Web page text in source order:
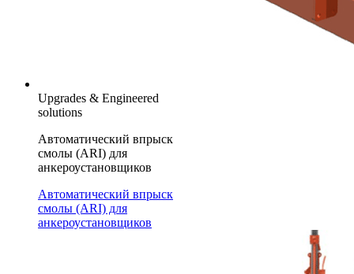
Upgrades & Engineered
solutions
Автоматический впрыск
смолы (ARI) для
анкероустановщиков
Автоматический впрыск
смолы (ARI) для
анкероустановщиков